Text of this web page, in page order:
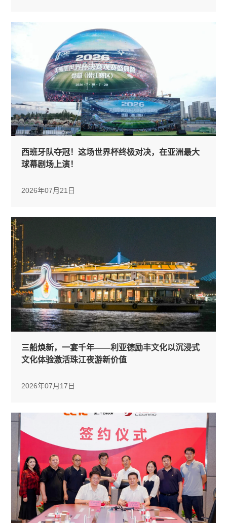
西班牙队夺冠！这场世界杯终极对决，在亚洲最大
球幕剧场上演！
2026年07月21日
三船焕新，一宴千年——利亚德励丰文化以沉浸式
文化体验激活珠江夜游新价值
2026年07月17日